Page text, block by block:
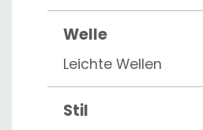
Welle
Leichte Wellen
Stil